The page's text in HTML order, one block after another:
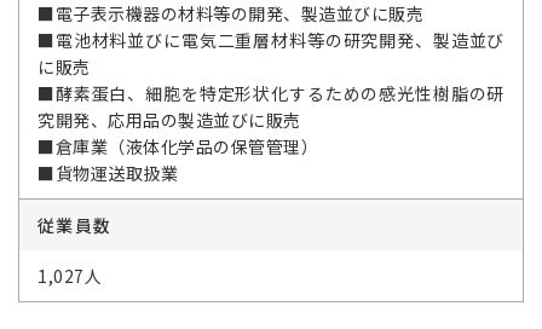
■電子表示機器の材料等の開発、製造並びに販売
■電池材料並びに電気二重層材料等の研究開発、製造並び
に販売
■酵素蛋白、細胞を特定形状化するための感光性樹脂の研
究開発、応用品の製造並びに販売
■倉庫業（液体化学品の保管管理）
■貨物運送取扱業
従業員数
1,027人